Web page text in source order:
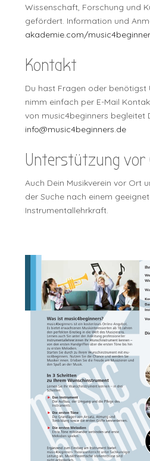
Wissenschaft, Forschung und
gefördert. Information und
akademie.com/
Kontakt
Du hast Fragen oder benötigst
nimm einfach per E-Mail
von music4beginners begleitet
info@music4beginners.de
Unterstützung vor
Auch Dein Musikverein vor Ort
der Suche nach einem
Instrumentallehrkraft.